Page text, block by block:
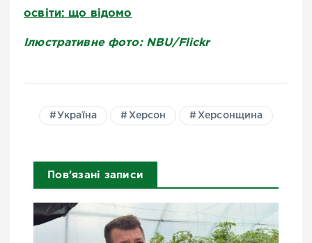
освіти: що відомо
Ілюстративне фото: NBU/Flickr
Україна Херсон Херсонщина
Пов'язані записи